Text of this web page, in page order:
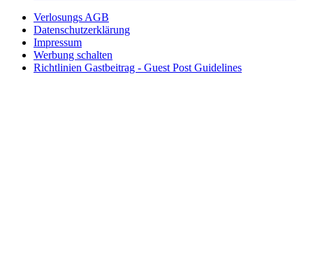
Verlosungs AGB
Datenschutzerklärung
Impressum
Werbung schalten
Richtlinien Gastbeitrag - Guest Post Guidelines